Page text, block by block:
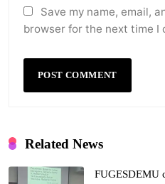
Save my name, email,
browser for the next time I
Related News
FUGESDEMU